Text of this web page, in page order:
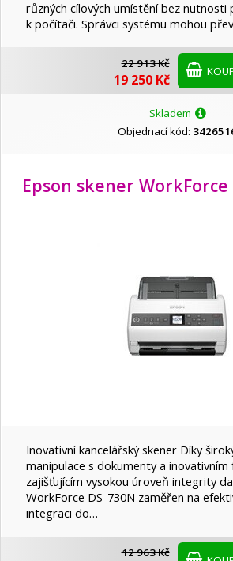
různých cílových umístění bez nutnosti
k počítači. Správci systému mohou
22 913 Kč
19 250 Kč
Skladem
Objednací kód:
Inovativní kancelářský skener Díky
manipulace s dokumenty a inovativním
zajišťujícím vysokou úroveň integrity
WorkForce DS-730N zaměřen na
integraci do…
12 963 Kč